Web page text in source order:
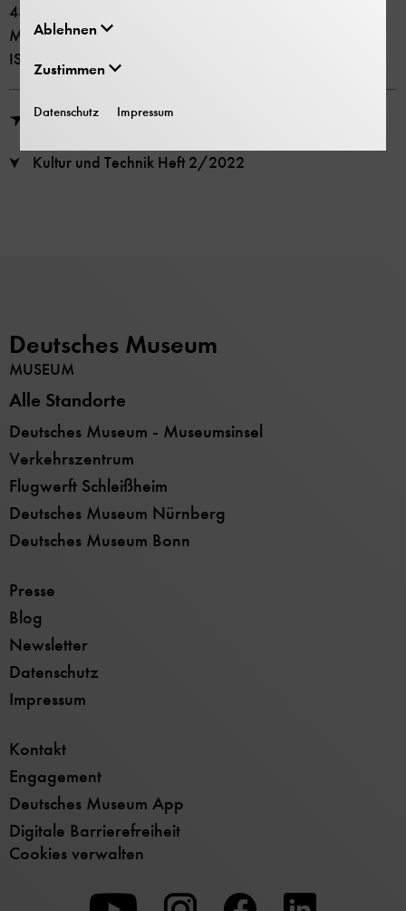
Internes:
Neues aus dem Freundes- und Förderkreis Deutsches
Museum
Ein tränenreicher Abschied vom Bergwerk
aus dem Deutschen Museum
48 Seiten
Museumspreis vor Ort 8,90 €
ISSN 0344-5690
Online verfügbar
Kultur und Technik Heft 2/2022
Deutsches Museum
MUSEUM
Alle Standorte
Deutsches Museum - Museumsinsel
Verkehrszentrum
Flugwerft Schleißheim
Deutsches Museum Nürnberg
Deutsches Museum Bonn
Presse
Blog
Newsletter
Datenschutz
Impressum
Kontakt
Engagement
Deutsches Museum App
Digitale Barrierefreiheit
Cookies verwalten
Zu Zu Zu
Ablehnen
Zustimmen
Datenschutz Impressum